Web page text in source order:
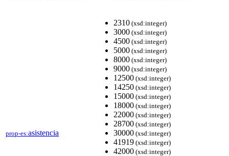
prop-es:asistencia
2310 (xsd:integer)
3000 (xsd:integer)
4500 (xsd:integer)
5000 (xsd:integer)
8000 (xsd:integer)
9000 (xsd:integer)
12500 (xsd:integer)
14250 (xsd:integer)
15000 (xsd:integer)
18000 (xsd:integer)
22000 (xsd:integer)
28700 (xsd:integer)
30000 (xsd:integer)
41919 (xsd:integer)
42000 (xsd:integer)